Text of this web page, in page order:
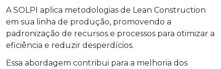
A SOLPI aplica metodologias de Lean Construction
em sua linha de produção, promovendo a
padronização de recursos e processos para otimizar a
eficiência e reduzir desperdícios.
Essa abordagem contribui para a melhoria dos